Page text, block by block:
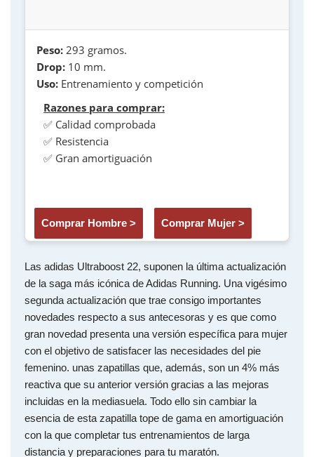
Peso: 293 gramos.
Drop: 10 mm.
Uso: Entrenamiento y competición
Razones para comprar:
✅ Calidad comprobada
✅ Resistencia
✅ Gran amortiguación
Comprar Hombre > Comprar Mujer >
Las adidas Ultraboost 22, suponen la última actualización
de la saga más icónica de Adidas Running. Una vigésimo
segunda actualización que trae consigo importantes
novedades respecto a sus antecesoras y es que como
gran novedad presenta una versión específica para mujer
con el objetivo de satisfacer las necesidades del pie
femenino. unas zapatillas que, además, son un 4% más
reactiva que su anterior versión gracias a las mejoras
incluidas en la mediasuela. Todo ello sin cambiar la
esencia de esta zapatilla tope de gama en amortiguación
con la que completar tus entrenamientos de larga
distancia y preparaciones para tu maratón.